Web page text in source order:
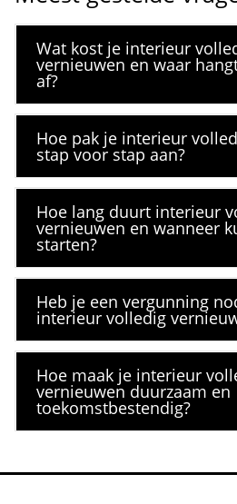
Wat kost je interieur
vernieuwen en waar
af?
Hoe pak je interieur
stap voor stap aan?
Hoe lang duurt interieur
vernieuwen en wanneer
starten?
Heb je een vergunning
interieur volledig
Hoe maak je interieur
vernieuwen duurzaam en
toekomstbestendig?